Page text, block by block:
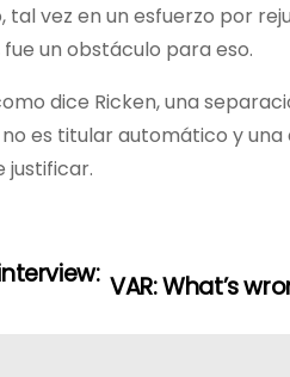
vez en un esfuerzo por
un obstáculo para eso.
dice Ricken, una
es titular automático y
justificar.
VAR: What’s